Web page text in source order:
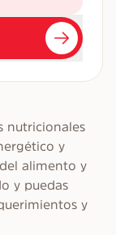
nutricionales
y
alimento y
y puedas
y